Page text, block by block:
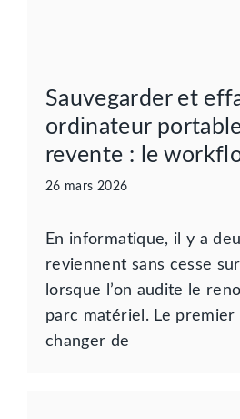
Sauvegarder et
ordinateur
revente : le
26 mars 2026
En informatique, il y a
reviennent sans cesse
lorsque l’on audite le
parc matériel. Le
changer de